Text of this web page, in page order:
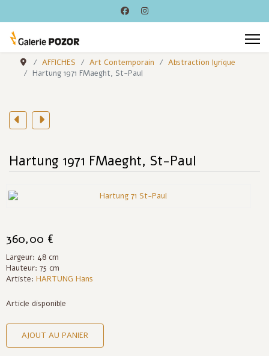
AFFICHES Art Contemporain
Abstraction lyrique
Hartung 1971 FMaeght, St-Paul
Hartung 1971 FMaeght, St-Paul
360,00 €
Largeur: 48 cm
Hauteur: 75 cm
Artiste: HARTUNG Hans
Article disponible
AJOUT AU PANIER